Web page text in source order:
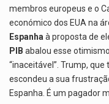
membros europeus e o
económico dos EUA na
Espanha à proposta de
PIB abalou esse
“inaceitável”. Trump,
escondeu a sua
Espanha. É um pagador